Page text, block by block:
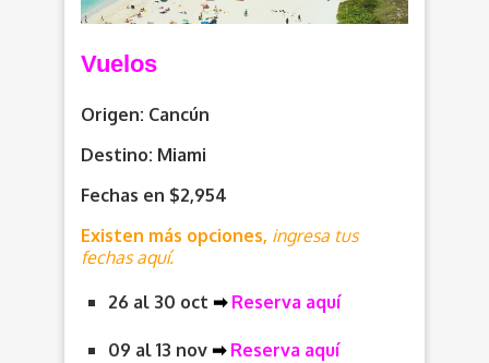
Vuelos
Origen: Cancún
Destino: Miami
Fechas en $2,954
Existen más opciones, ingresa tus
fechas aquí.
26 al 30 oct ➡ Reserva aquí
09 al 13 nov ➡ Reserva aquí